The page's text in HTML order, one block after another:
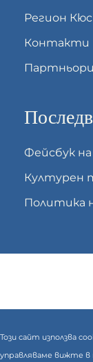
Регион
Контакти
Фейсбук
Културен
Политика
Този сайт използва
управляваме вижте